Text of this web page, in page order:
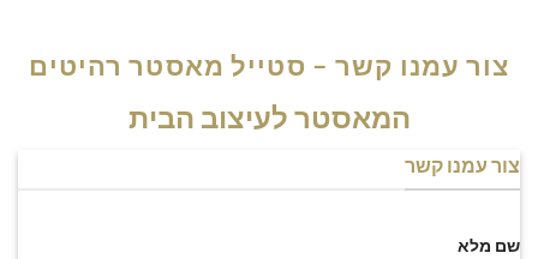
צור עמנו קשר – סטייל מאסטר רהיטים
המאסטר לעיצוב הבית
צור עמנו קשר
שם מלא